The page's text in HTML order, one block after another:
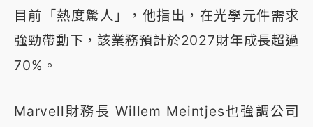
目前「熱度驚人」，他指出，在光學元件需求
強勁帶動下，該業務預計於2027財年成長超過
70%。
Marvell財務長 Willem Meintjes也強調公司